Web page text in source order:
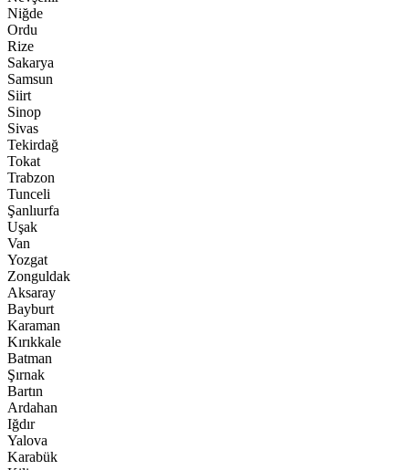
Niğde
Ordu
Rize
Sakarya
Samsun
Siirt
Sinop
Sivas
Tekirdağ
Tokat
Trabzon
Tunceli
Şanlıurfa
Uşak
Van
Yozgat
Zonguldak
Aksaray
Bayburt
Karaman
Kırıkkale
Batman
Şırnak
Bartın
Ardahan
Iğdır
Yalova
Karabük